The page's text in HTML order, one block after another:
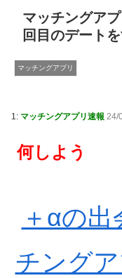
いいねがもらえる写
マッチングア
回目のデート
マッチングアプリ
1: マッチングアプリ速報 24/
何しよう
＋αの
チングア